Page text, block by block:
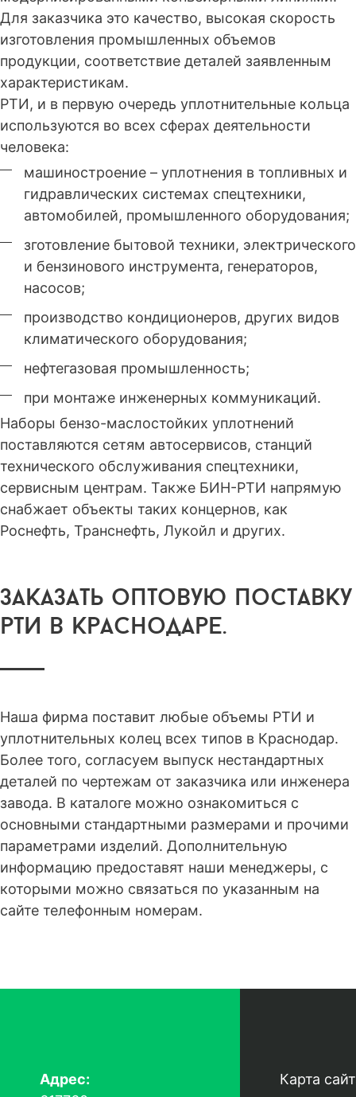
Для заказчика это качество, высокая скорость
изготовления промышленных объемов
продукции, соответствие деталей заявленным
характеристикам.
РТИ, и в первую очередь уплотнительные кольца
используются во всех сферах деятельности
человека:
машиностроение – уплотнения в топливных и
гидравлических системах спецтехники,
автомобилей, промышленного оборудования;
зготовление бытовой техники, электрического
и бензинового инструмента, генераторов,
насосов;
производство кондиционеров, других видов
климатического оборудования;
нефтегазовая промышленность;
при монтаже инженерных коммуникаций.
Наборы бензо-маслостойких уплотнений
поставляются сетям автосервисов, станций
технического обслуживания спецтехники,
сервисным центрам. Также БИН-РТИ напрямую
снабжает объекты таких концернов, как
Роснефть, Транснефть, Лукойл и других.
заказать оптовую поставку
рти в краснодаре.
Наша фирма поставит любые объемы РТИ и
уплотнительных колец всех типов в Краснодар.
Более того, согласуем выпуск нестандартных
деталей по чертежам от заказчика или инженера
завода. В каталоге можно ознакомиться с
основными стандартными размерами и прочими
параметрами изделий. Дополнительную
информацию предоставят наши менеджеры, с
которыми можно связаться по указанным на
сайте телефонным номерам.
Адрес:
Карта